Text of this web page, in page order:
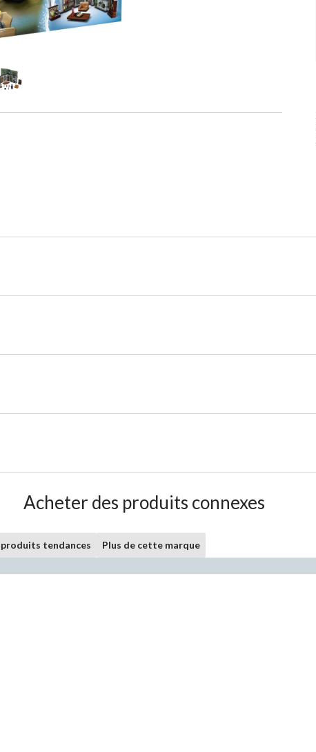
Acheter des produits connexes
produits tendances Plus de cette marque